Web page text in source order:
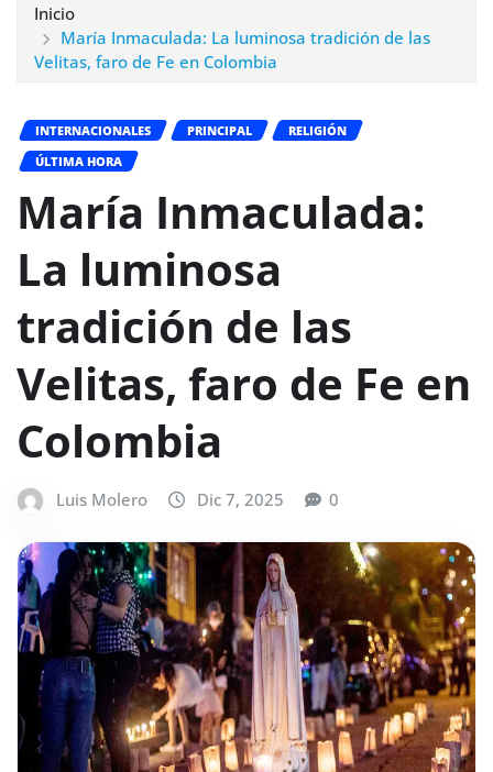
Inicio
María Inmaculada: La luminosa tradición de las
Velitas, faro de Fe en Colombia
INTERNACIONALES PRINCIPAL
RELIGIÓN
ÚLTIMA HORA
María Inmaculada:
La luminosa
tradición de las
Velitas, faro de Fe en
Colombia
Luis Molero Dic 7, 2025 0